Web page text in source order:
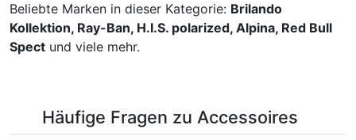
Beliebte Marken in dieser Kategorie: Brilando
Kollektion, Ray-Ban, H.I.S. polarized, Alpina, Red Bull
Spect und viele mehr.
Häufige Fragen zu Accessoires